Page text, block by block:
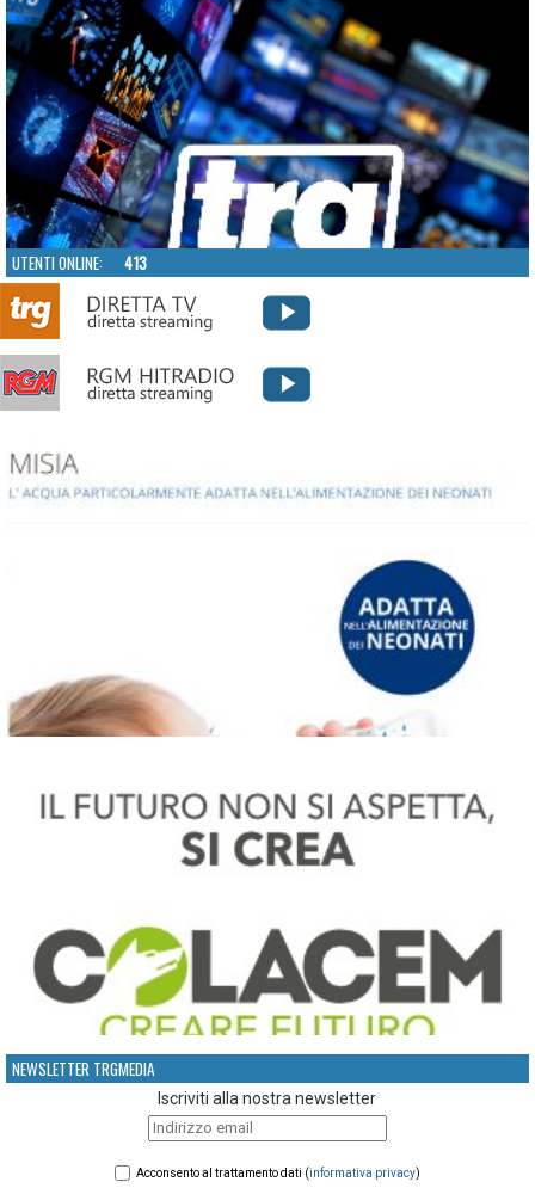
UTENTI ONLINE: 413
NEWSLETTER TRGMEDIA
Iscriviti alla nostra newsletter
Acconsento al trattamento dati (informativa privacy)